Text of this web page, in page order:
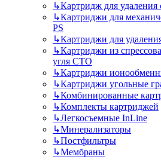
↳Картридж для
↳Картриджи для
PS
↳Картриджи для
↳Картриджи из
угля CTO
↳Картриджи
↳Картриджи угольные
↳Комбинированные
↳Комплекты картриджей
↳Легкосъемные InLine
↳Минерализаторы
↳Постфильтры
↳Мембраны